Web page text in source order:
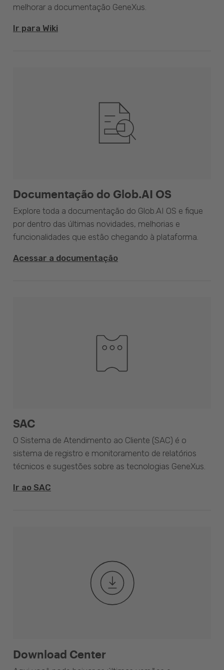
melhorar a documentação GeneXus.
Ir para Wiki
Documentação do Glob.AI OS
Explore toda a documentação do Glob.AI OS e fique
por dentro das últimas novidades, melhorias e
funcionalidades que estão chegando à plataforma.
Acessar a documentação
SAC
O Sistema de Atendimento ao Cliente (SAC) é o
sistema de registro e monitoramento de relatórios
técnicos e sugestões sobre as tecnologias GeneXus.
Ir ao SAC
Download Center